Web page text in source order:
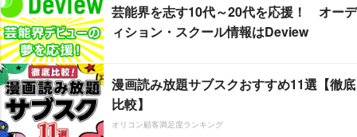
芸能界を志す10代～20代を応援！ オーデ
ィション・スクール情報はDeview
漫画読み放題サブスクおすすめ11選【徹底
比較】
オリコン顧客満足度ランキング